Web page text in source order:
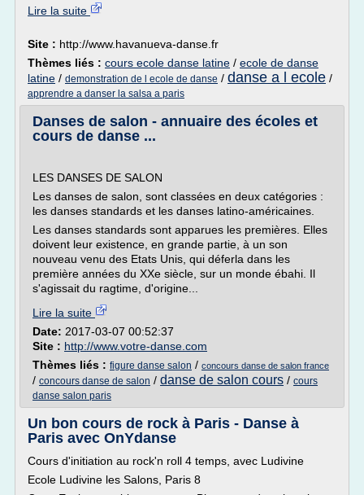
Lire la suite
Site : http://www.havanueva-danse.fr
Thèmes liés : cours ecole danse latine / ecole de danse
latine / demonstration de l ecole de danse / danse a l ecole /
apprendre a danser la salsa a paris
Danses de salon - annuaire des écoles et
cours de danse ...
LES DANSES DE SALON
Les danses de salon, sont classées en deux catégories :
les danses standards et les danses latino-américaines.
Les danses standards sont apparues les premières. Elles
doivent leur existence, en grande partie, à un son
nouveau venu des Etats Unis, qui déferla dans les
première années du XXe siècle, sur un monde ébahi. Il
s'agissait du ragtime, d'origine...
Lire la suite
Date: 2017-03-07 00:52:37
Site : http://www.votre-danse.com
Thèmes liés : figure danse salon / concours danse de salon france
/ concours danse de salon / danse de salon cours / cours
danse salon paris
Un bon cours de rock à Paris - Danse à
Paris avec OnYdanse
Cours d'initiation au rock'n roll 4 temps, avec Ludivine
Ecole Ludivine les Salons, Paris 8